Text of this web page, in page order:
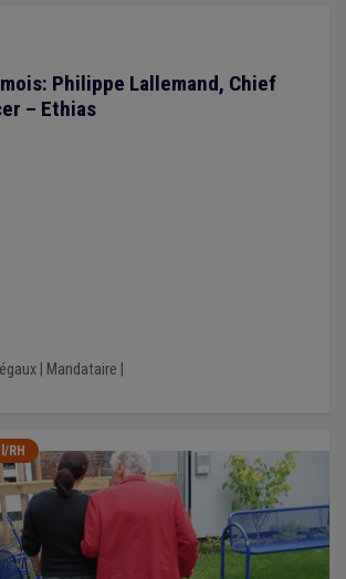
Philippe Lallemand, Chief
– Ethias
| Mandataire
RH